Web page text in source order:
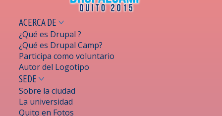
ACERCA DE
¿Qué es Drupal ?
¿Qué es Drupal Camp?
Participa como voluntario
Autor del Logotipo
SEDE
Sobre la ciudad
La universidad
Quito en Fotos